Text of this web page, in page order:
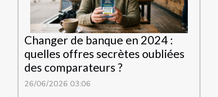
Changer de banque en 2024 :
quelles offres secrètes oubliées
des comparateurs ?
26/06/2026 03:06